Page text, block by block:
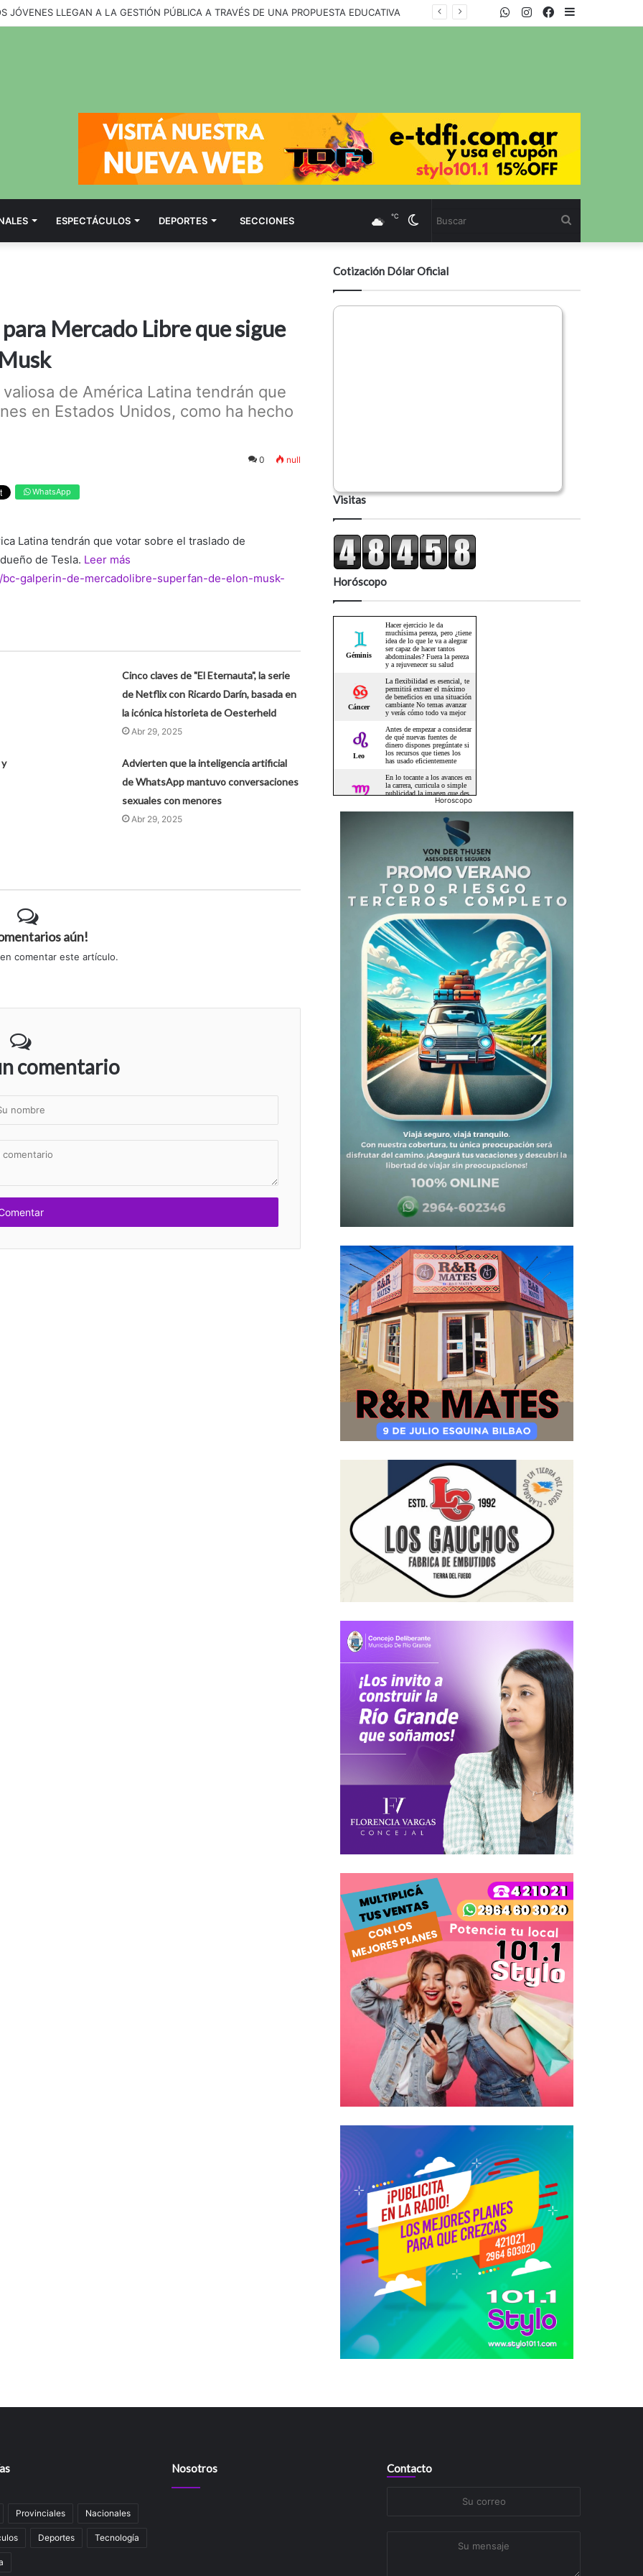
JÓVENES LLEGAN A LA GESTIÓN PÚBLICA A TRAVÉS DE UNA PROPUESTA EDUCATIVA Facebook
Twitter
Instagram
WhatsApp
ESPECTÁCULOS DEPORTES SECCIONES Cambiar
modo
℃
Mercado Libre que sigue
de América Latina tendrán que
en Estados Unidos, como ha hecho
0 null
WhatsApp
Latina tendrán que votar sobre el traslado de
de Tesla. Leer más
galperin-de-mercadolibre-superfan-de-elon-musk-
Cinco claves de "El Eternauta", la serie
de Netflix con Ricardo Darín, basada en
la icónica historieta de Oesterheld
Abr 29, 2025
Advierten que la inteligencia artificial
de WhatsApp mantuvo conversaciones
sexuales con menores
Abr 29, 2025
aún!
comentar este artículo.
comentario
Cotización Dólar Oficial
Visitas
Horóscopo
Horoscopo
Provinciales Nacionales
Deportes Tecnología
Nosotros Contacto